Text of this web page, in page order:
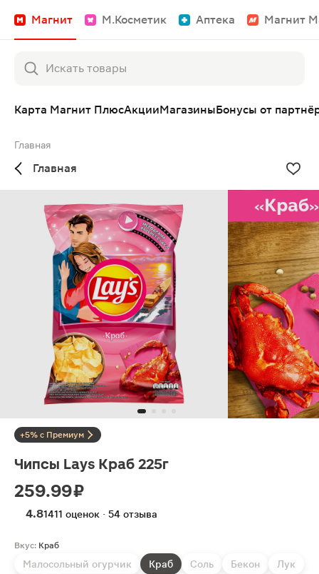
Магнит М.Косметик Аптека Магнит
Карта Магнит ПлюсАкцииМагазиныБонусы от
Главная
Главная
+5% с Премиум
Чипсы Lays Краб 225г
259.99 ₽
4.81411 оценок · 54 отзыва
Вкус: Краб
Малосольный огурчик Краб Соль Бекон
Лук